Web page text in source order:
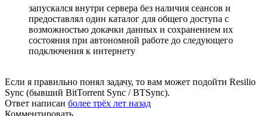
запускался внутри сервера без наличия сеансов и
предоставлял один каталог для общего доступа с
возможностью докачки данных и сохранением их
состояния при автономной работе до следующего
подключения к интернету
Если я правильно понял задачу, то вам может подойти Resilio
Sync (бывший BitTorrent Sync / BTSync).
Ответ написан более трёх лет назад